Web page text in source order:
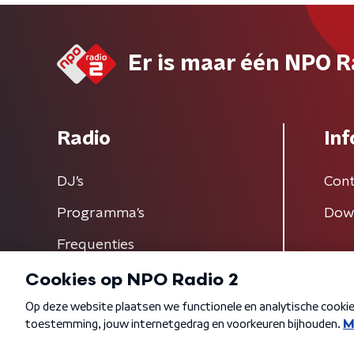
Er is maar één NPO
Radio
DJ’s
Programma's
Frequenties
Algemene voorwaarden Privacybeleid